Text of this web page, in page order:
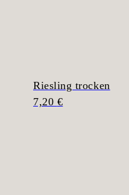
Riesling trocken
7,20 €